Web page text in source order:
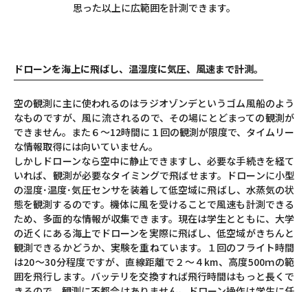
思った以上に広範囲を計測できます。
ドローンを海上に飛ばし、温湿度に気圧、風速まで計測。
空の観測に主に使われるのはラジオゾンデというゴム風船のよう
なものですが、風に流されるので、その場にとどまっての観測が
できません。また６～12時間に１回の観測が限度で、タイムリー
な情報取得には向いていません。
しかしドローンなら空中に静止できますし、必要な手続きを経て
いれば、観測が必要なタイミングで飛ばせます。ドローンに小型
の湿度･温度･気圧センサを装着して低空域に飛ばし、水蒸気の状
態を観測するのです。機体に風を受けることで風速も計測できる
ため、多面的な情報が収集できます。現在は学生とともに、大学
の近くにある海上でドローンを実際に飛ばし、低空域がきちんと
観測できるかどうか、実験を重ねています。１回のフライト時間
は20〜30分程度ですが、直線距離で２〜４km、高度500ｍの範
囲を飛行します。バッテリを交換すれば飛行時間はもっと長くで